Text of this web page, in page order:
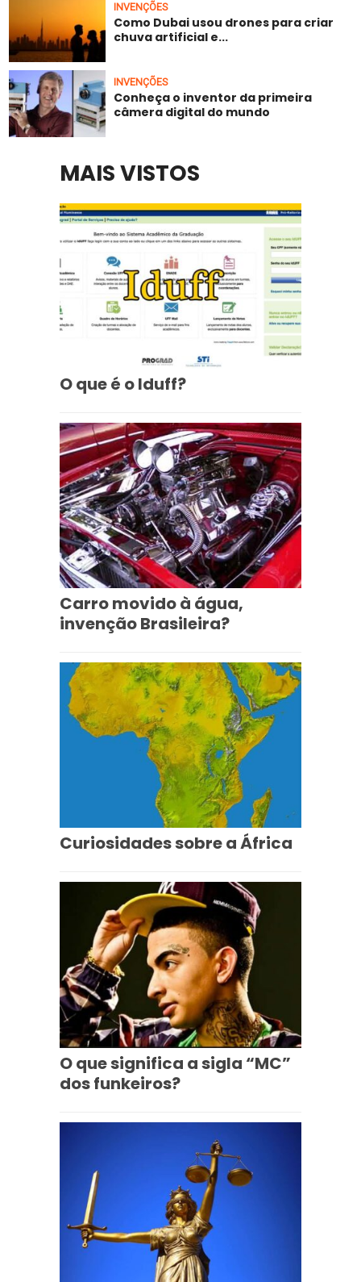
INVENÇÕES
Como Dubai usou drones para criar
chuva artificial e...
INVENÇÕES
Conheça o inventor da primeira
câmera digital do mundo
MAIS VISTOS
O que é o Iduff?
Carro movido à água,
invenção Brasileira?
Curiosidades sobre a África
O que significa a sigla “MC”
dos funkeiros?